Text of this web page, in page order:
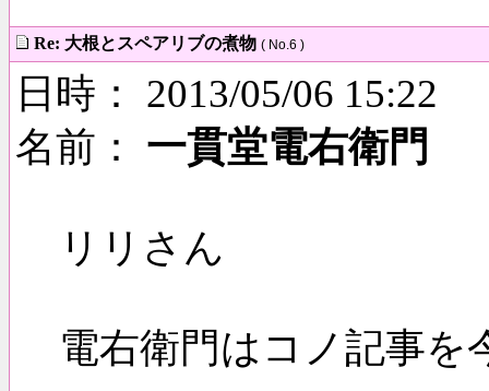
Re: 大根とスペアリブの煮物 ( No.6 )
日時： 2013/05/06 15:22
名前： 一貫堂電右衛門
リリさん
電右衛門はコノ記事を